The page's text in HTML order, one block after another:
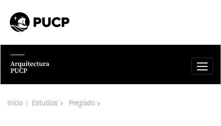
Inicio Estudios Pregrado